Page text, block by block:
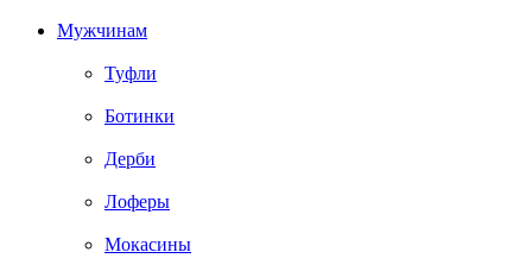
Мужчинам
Туфли
Ботинки
Дерби
Лоферы
Мокасины